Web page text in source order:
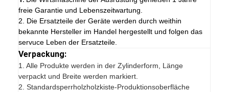
freie Garantie und Lebenszeitwartung.
2. Die Ersatzteile der Geräte werden durch weithin
bekannte Hersteller im Handel hergestellt und folgen das
servuce Leben der Ersatzteile.
Verpackung:
1.Alle Produkte werden in der Zylinderform, Länge
verpackt und Breite werden markiert.
2. Standardsperrholzholzkiste-Produktionsoberfläche